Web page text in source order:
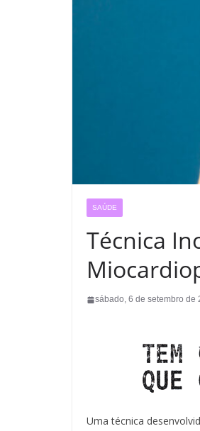
SAÚDE
Técnica
sábado, 6 de setembro de
Uma técnica